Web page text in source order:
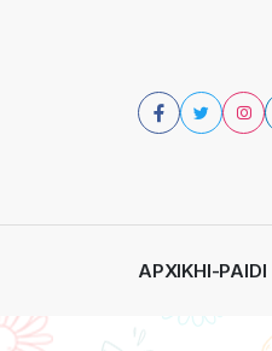
ΑΡΧΙΚΉI-PAIDI